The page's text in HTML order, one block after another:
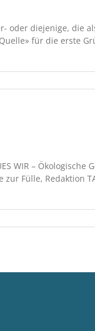
oder diejenige, die
für die erste
WIR – Ökologische
Fülle, Redaktion